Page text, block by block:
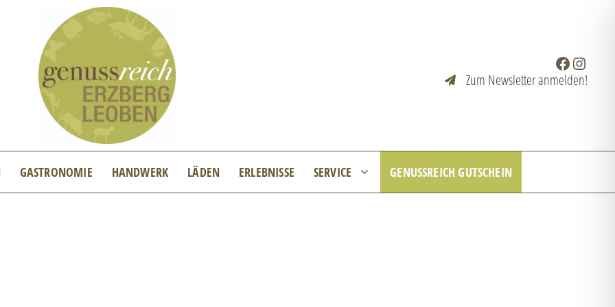
Facebook
Zum Newsletter anmelden!
GASTRONOMIE HANDWERK LÄDEN ERLEBNISSE SERVICE GENUSSREICH GUTSCHEIN